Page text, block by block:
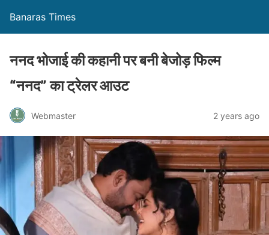
Banaras Times
ननद भोजाई की कहानी पर बनी बेजोड़ फिल्म
“ननद” का ट्रेलर आउट
Webmaster 2 years ago